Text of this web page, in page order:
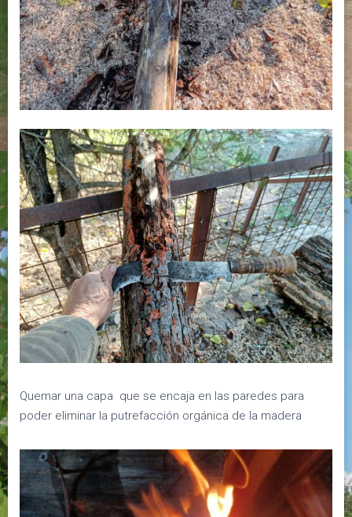
Quemar una capa que se encaja en las paredes para
poder eliminar la putrefacción orgánica de la madera